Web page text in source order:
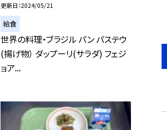
更新日 2024/05/21
給食
世界の料理・ブラジル パン パステウ
(揚げ物） ダップーリ(サラダ) フェジ
ョア...